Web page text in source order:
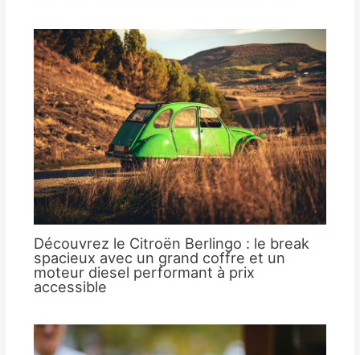
Découvrez le Citroën Berlingo : le break
spacieux avec un grand coffre et un
moteur diesel performant à prix
accessible